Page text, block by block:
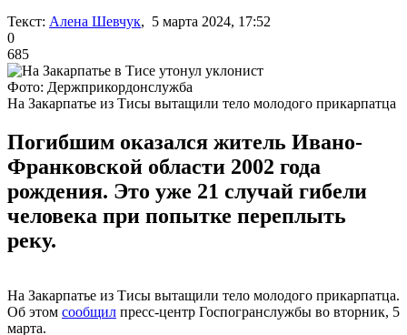
Текст: Алена Шевчук, 5 марта 2024, 17:52
0
685
Фото: Держприкордонслужба
На Закарпатье из Тисы вытащили тело молодого прикарпатца
Погибшим оказался житель Ивано-
Франковской области 2002 года
рождения. Это уже 21 случай гибели
человека при попытке переплыть
реку.
На Закарпатье из Тисы вытащили тело молодого прикарпатца.
Об этом сообщил пресс-центр Госпогранслужбы во вторник, 5
марта.